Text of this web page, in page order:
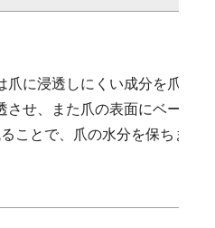
爪に浸透しにくい成分を爪の内
させ、また爪の表面にベールと
ことで、爪の水分を保ちます